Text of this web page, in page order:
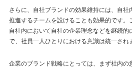
さらに、自社ブランドの効果維持には、自
推進するチームを設けることも効果的です。
自社内において自社の企業理念などを継続的
で、社員一人ひとりにおける意識は統一され
企業のブランド戦略にとっては、まず社内の